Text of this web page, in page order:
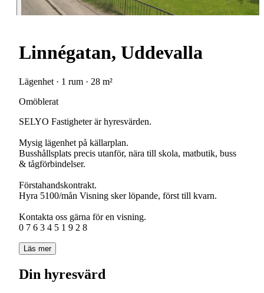
Linnégatan, Uddevalla
Lägenhet · 1 rum · 28 m²
Omöblerat
SELYO Fastigheter är hyresvärden.
Mysig lägenhet på källarplan.
Busshållsplats precis utanför, nära till skola, matbutik, buss
& tågförbindelser.
Förstahandskontrakt.
Hyra 5100/mån Visning sker löpande, först till kvarn.
Kontakta oss gärna för en visning.
0 7 6 3 4 5 1 9 2 8
Läs mer
Din hyresvärd